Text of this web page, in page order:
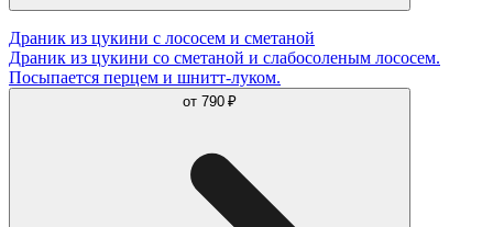
Драник из цукини с лососем и сметаной
Драник из цукини со сметаной и слабосоленым лососем.
Посыпается перцем и шнитт-луком.
от 790 ₽